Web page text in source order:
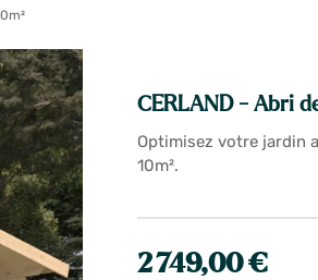
CERLAND - Abri
Optimisez votre jardin
10m².
2 749,00 €